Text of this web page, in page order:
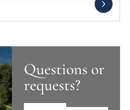
Questions or
requests?